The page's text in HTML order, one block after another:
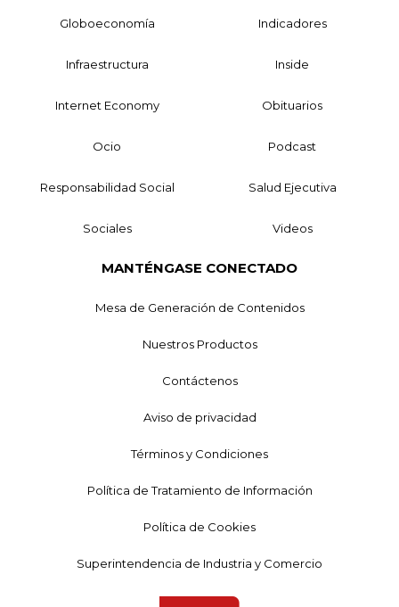
Globoeconomía Indicadores
Infraestructura Inside
Internet Economy Obituarios
Ocio Podcast
Responsabilidad Social Salud Ejecutiva
Sociales Videos
MANTÉNGASE CONECTADO
Mesa de Generación de Contenidos
Nuestros Productos
Contáctenos
Aviso de privacidad
Términos y Condiciones
Política de Tratamiento de Información
Política de Cookies
Superintendencia de Industria y Comercio